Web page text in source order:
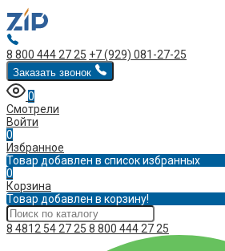
8 800 444 27 25 +7 (929) 081-27-25
Заказать звонок
0
Смотрели
Войти
0
Избранное
Товар добавлен в список избранных
0
Корзина
Товар добавлен в корзину!
8 4812 54 27 25 8 800 444 27 25